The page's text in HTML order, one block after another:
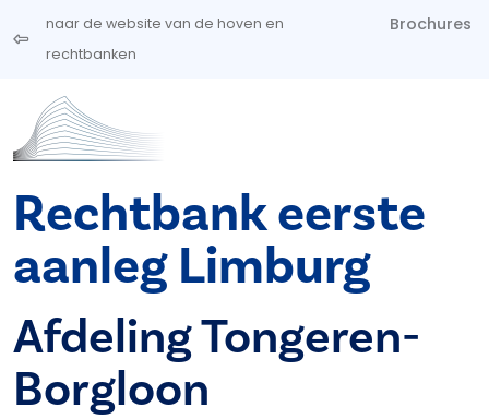
Overslaan en naar de inhoud gaan
naar de website van de hoven en
rechtbanken
Brochures
Rechtbank eerste
aanleg Limburg
Afdeling Tongeren-
Borgloon